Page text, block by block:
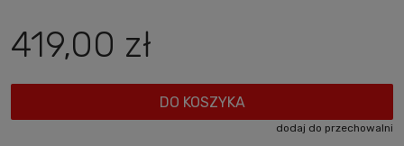
419,00 zł
DO KOSZYKA
dodaj do przechowalni